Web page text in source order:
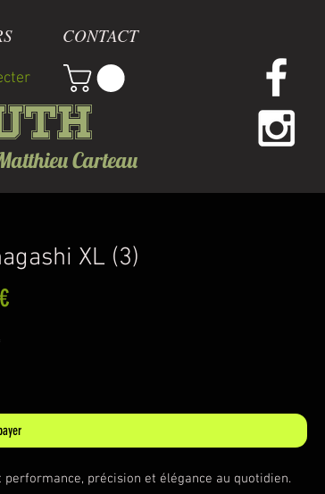
CONTACT
Carteau
XL (3)
Prix
précision et élégance au quotidien.